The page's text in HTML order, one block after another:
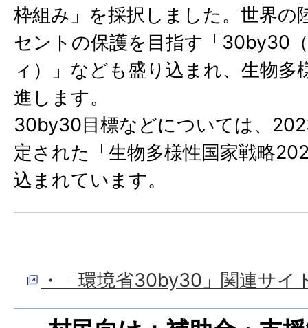
枠組み」を採択しました。世界の
セントの保護を目指す「30by30
ィ）」なども盛り込まれ、生物多
進します。
30by30目標などについては、
定された「生物多様性国家戦略
込まれています。
・「環境省30by30」関連サイ